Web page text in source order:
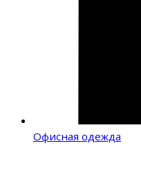
Офисная одежда